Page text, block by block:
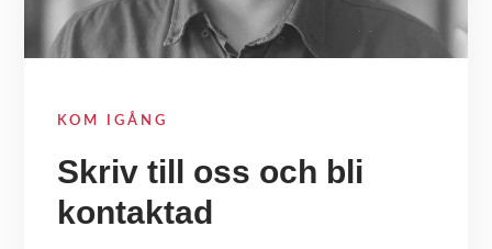
KOM IGÅNG
Skriv till oss och bli
kontaktad